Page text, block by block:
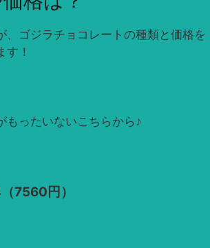
、ゴジラチョコレートの種類と価格を
す！
もったいないこちらから♪
7560円）